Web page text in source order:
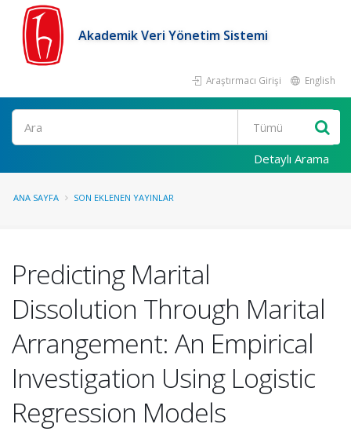
Akademik Veri Yönetim Sistemi
Araştırmacı Girişi English
Ara
Detaylı Arama
ANA SAYFA SON EKLENEN YAYINLAR
Predicting Marital
Dissolution Through Marital
Arrangement: An Empirical
Investigation Using Logistic
Regression Models